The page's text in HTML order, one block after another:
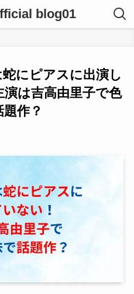
blog01
にピアスに出演し
は吉高由里子で色
作？